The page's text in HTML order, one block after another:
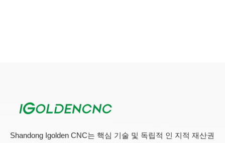
Shandong Igolden CNC는 핵심 기술 및 독립적 인 지적 재산권